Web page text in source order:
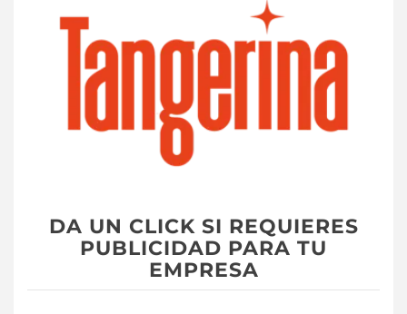
DA UN CLICK SI REQUIERES
PUBLICIDAD PARA TU
EMPRESA